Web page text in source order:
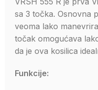
sa 3 točka. Osnovna
veoma lako
točak omogućava
da je ova kosilica
Funkcije: